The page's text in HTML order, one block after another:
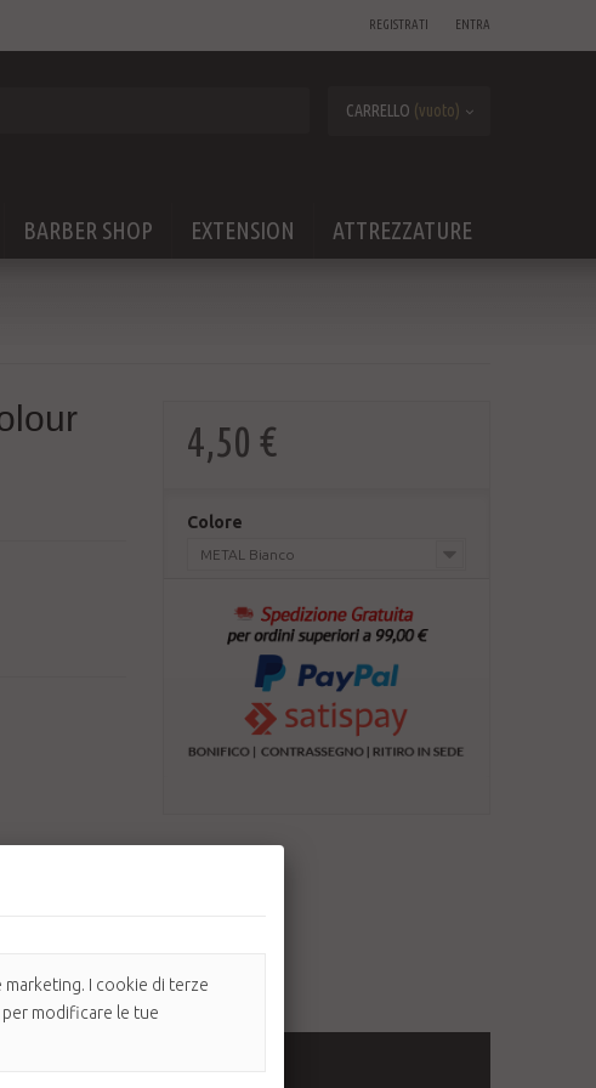
ENTRA
REGISTRATI
CARRELLO (vuoto)
ATTREZZATURE
EXTENSION
BARBER SHOP
4,50 €
Colore
METAL Bianco
I cookie di terze
modificare le tue